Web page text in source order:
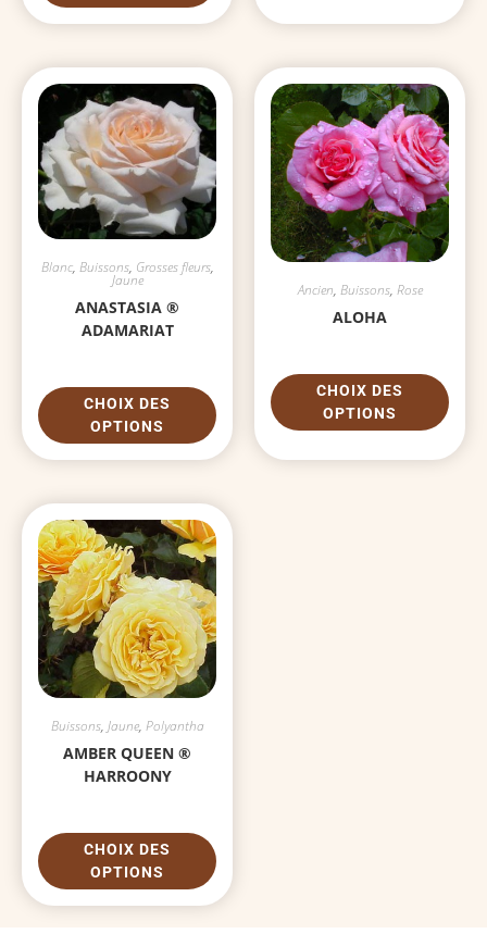
Blanc, Buissons, Grosses fleurs,
Jaune
ANASTASIA ®
ADAMARIAT
CHOIX DES
OPTIONS
Ancien, Buissons, Rose
ALOHA
CHOIX DES
OPTIONS
Buissons, Jaune, Polyantha
AMBER QUEEN ®
HARROONY
CHOIX DES
OPTIONS